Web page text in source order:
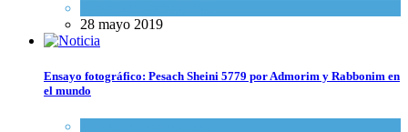
28 mayo 2019
Ensayo fotográfico: Pesach Sheini 5779 por Admorim y Rabbonim en
el mundo